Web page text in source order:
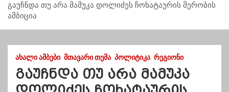
გაუჩნდა თუ არა მამუკა დოლიძეს ჩოხატაურის მერობის
ამბიცია
ᲐᲮᲐᲚᲘ ᲐᲛᲑᲔᲑᲘ ᲛᲗᲐᲕᲐᲠᲘ ᲗᲔᲛᲐ ᲞᲝᲚᲘᲢᲘᲙᲐ ᲠᲔᲒᲘᲝᲜᲘ
გაუჩნდა თუ არა მამუკა